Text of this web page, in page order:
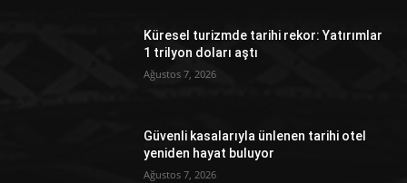
Küresel turizmde tarihi rekor: Yatırımlar
1 trilyon doları aştı
Ağustos 7, 2026
Güvenli kasalarıyla ünlenen tarihi otel
yeniden hayat buluyor
Ağustos 7, 2026